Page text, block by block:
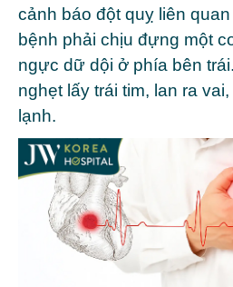
cảnh báo đột quỵ liên
bệnh phải chịu đựng một
ngực dữ dội ở phía bên
nghẹt lấy trái tim, lan ra
lạnh.